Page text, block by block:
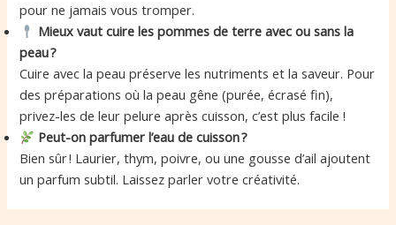
pour ne jamais vous tromper.
Mieux vaut cuire les pommes de terre avec ou sans la
peau ?
Cuire avec la peau préserve les nutriments et la saveur. Pour
des préparations où la peau gêne (purée, écrasé fin),
privez-les de leur pelure après cuisson, c’est plus facile !
Peut-on parfumer l’eau de cuisson ?
Bien sûr ! Laurier, thym, poivre, ou une gousse d’ail ajoutent
un parfum subtil. Laissez parler votre créativité.